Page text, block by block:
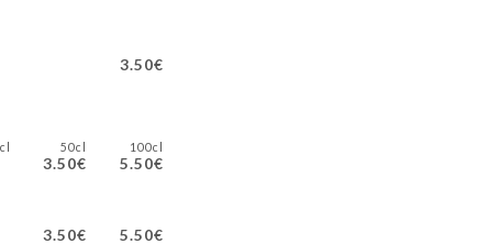
3.50€
50cl
3.50€
100cl
5.50€
3.50€ 5.50€